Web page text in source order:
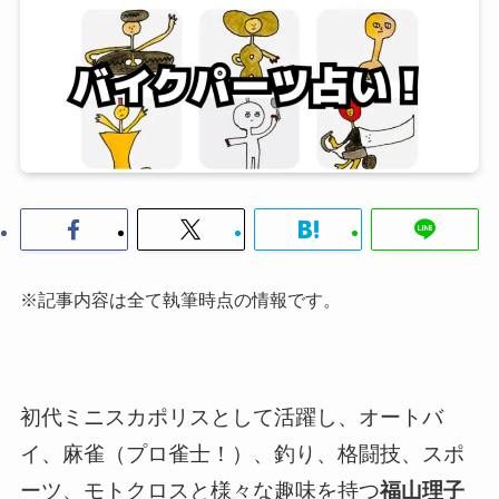
※記事内容は全て執筆時点の情報です。
初代ミニスカポリスとして活躍し、オートバ
イ、麻雀（プロ雀士！）、釣り、格闘技、スポ
ーツ、モトクロスと様々な趣味を持つ福山理子